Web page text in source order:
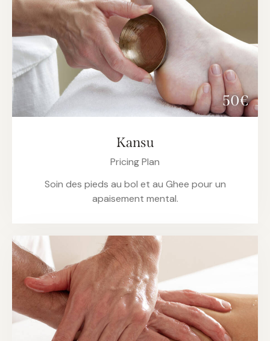
50€
Kansu
Pricing Plan
Soin des pieds au bol et au Ghee pour un
apaisement mental.